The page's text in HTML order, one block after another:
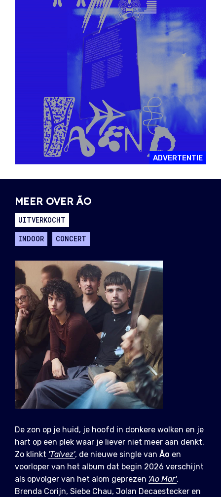
ADVERTENTIE
MEER OVER ÃO
UITVERKOCHT
INDOOR
CONCERT
De zon op je huid, je hoofd in donkere wolken en je
hart op een plek waar je liever niet meer aan denkt.
Zo klinkt 'Talvez', de nieuwe single van Ão en
voorloper van het album dat begin 2026 verschijnt
als opvolger van het alom geprezen 'Ao Mar'.
Brenda Corijn, Siebe Chau, Jolan Decaestecker en